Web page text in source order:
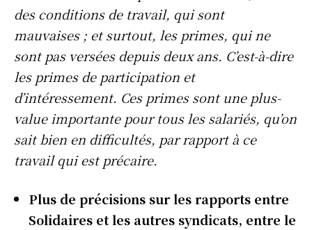
des conditions de travail, qui sont
mauvaises ; et surtout, les primes, qui ne
sont pas versées depuis deux ans. C’est-à-dire
les primes de participation et
d’intéressement. Ces primes sont une plus-
value importante pour tous les salariés, qu’on
sait bien en difficultés, par rapport à ce
travail qui est précaire.
Plus de précisions sur les rapports entre
Solidaires et les autres syndicats, entre le